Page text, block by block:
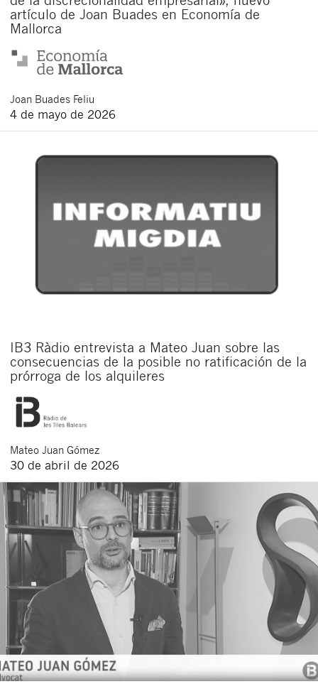
artículo de Joan Buades en Economía de
Mallorca
Joan Buades Feliu
4 de mayo de 2026
IB3 Ràdio entrevista a Mateo Juan sobre las
consecuencias de la posible no ratificación de la
prórroga de los alquileres
Mateo Juan Gómez
30 de abril de 2026